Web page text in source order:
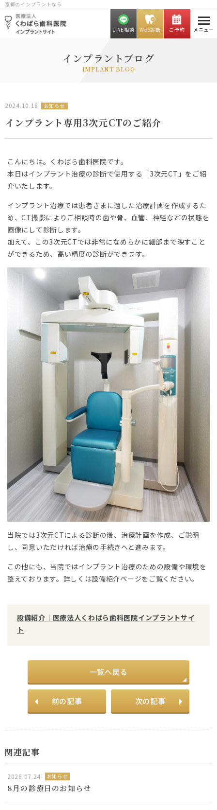
京都のインプラントなら
LINE相談 Web診断 ご予約 メニュー
インプラントブログ
IMPLANT BLOG
2024.10.18 お知らせ
インプラント専用3次元CTのご紹介
こんにちは。くわばら歯科医院です。
本日はインプラント治療の診断で使用する「3次元CT」をご紹
介いたします。
インプラント治療では患者さまに適した治療計画を作成するた
め、CT撮影によりご相談時の歯や骨、血管、神経などの状態を
画像にして診断します。
加えて、この3次元CTでは非常になめらかに細部まで映すこと
ができるため、高い精度の診断ができます。
当院では3次元CTによる診断の後、治療計画を作成、ご説明
し、同意いただければ治療の手続きへと進みます。
この他にも、当院ではインプラント治療のための設備や環境を
整えております。詳しくは設備紹介ページをご覧ください。
設備紹介｜医療法人くわばら歯科医院インプラントサイ
ト
前の記事
一覧へ戻る
次の記事
関連記事
2026.07.24 お知らせ
8月の診療日のお知らせ